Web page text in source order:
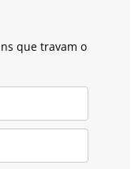
que travam o